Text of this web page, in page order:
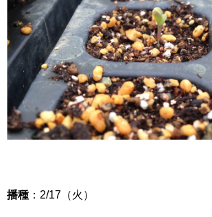
播種 ：2/17（火）